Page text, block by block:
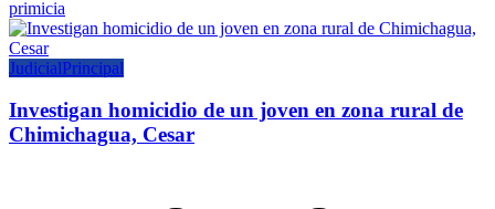
primicia
JudicialPrincipal
Investigan homicidio de un joven en zona rural de
Chimichagua, Cesar